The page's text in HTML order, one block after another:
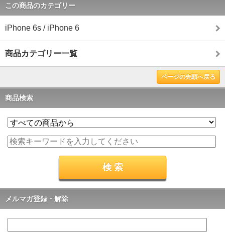
この商品のカテゴリー
iPhone 6s / iPhone 6
商品カテゴリー一覧
ページの先頭へ戻る
商品検索
メルマガ登録・解除